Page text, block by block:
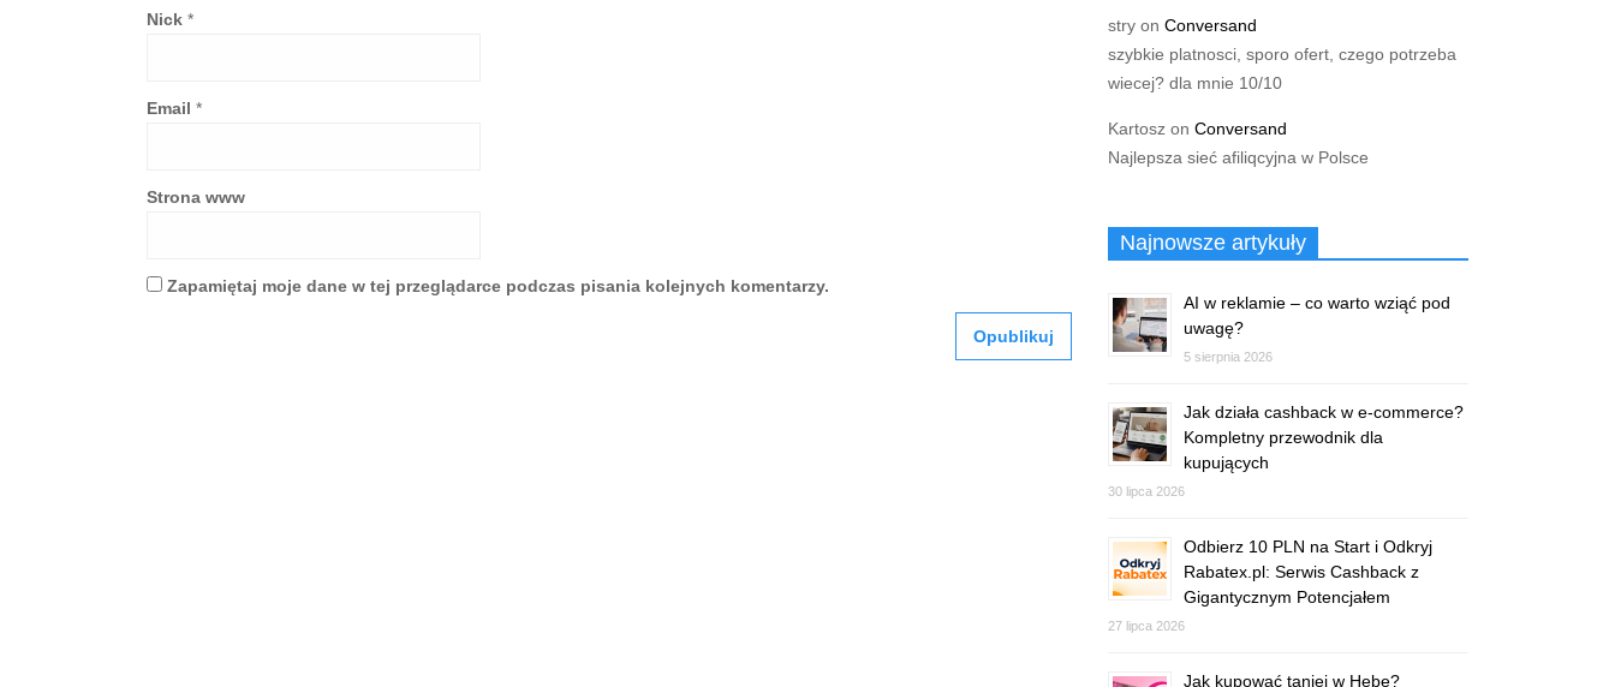
Nick *
Email *
Strona www
Zapamiętaj moje dane w tej przeglądarce podczas pisania kolejnych komentarzy.
stry on Conversand
szybkie platnosci, sporo ofert, czego potrzeba
wiecej? dla mnie 10/10
Kartosz on Conversand
Najlepsza sieć afiliqcyjna w Polsce
Najnowsze artykuły
AI w reklamie – co warto wziąć pod
uwagę?
5 sierpnia 2026
Jak działa cashback w e-commerce?
Kompletny przewodnik dla
kupujących
30 lipca 2026
Odbierz 10 PLN na Start i Odkryj
Rabatex.pl: Serwis Cashback z
Gigantycznym Potencjałem
27 lipca 2026
Jak kupować taniej w Hebe?